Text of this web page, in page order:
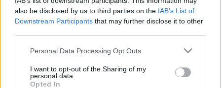
also be disclosed by us to third parties on the IAB’s List of
Downstream Participants that may further disclose it to other
Please note that this website/app uses one or more Google
not limited to your visit or usage behaviour. You may click to
grant or deny consent to Google and its third-party tags to
Personal Data Processing Opt Outs
I want to opt-out of the Sharing of my
personal data.
Opted In
ξεκινούν οι αιτήσεις –